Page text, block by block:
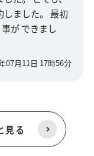
ました。 最初
が できまし
07月11日 17時56分
見る